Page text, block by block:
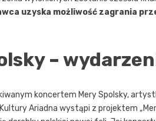
uzyska możliwość zagrania
–
koncertem Mery Spolsky,
Ariadna wystąpi z projektem